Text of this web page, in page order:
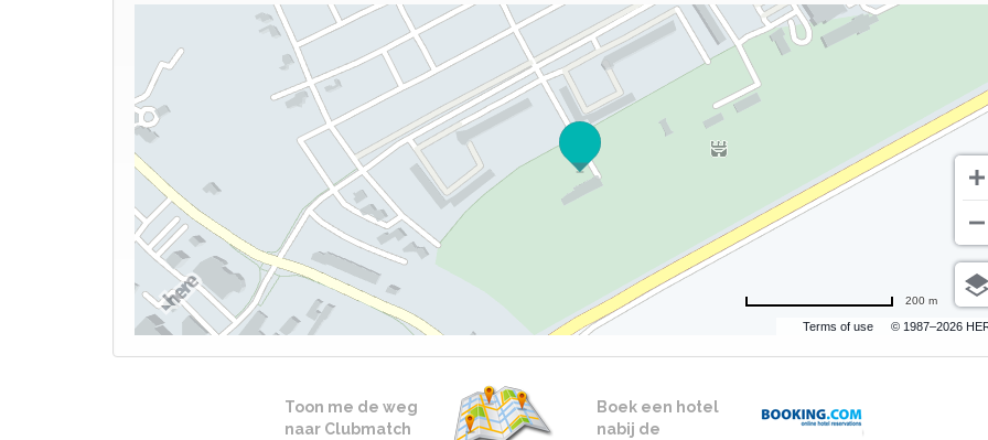
Terms of use © 1987–2026
200 m
Toon me de weg
naar Clubmatch
Boek een hotel
nabij de